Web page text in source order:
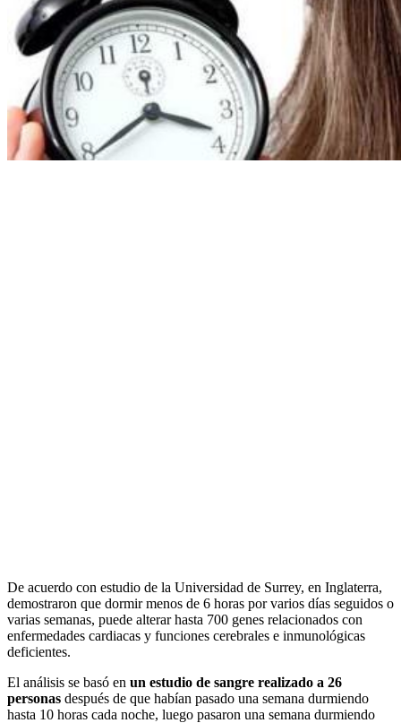
De acuerdo con estudio de la Universidad de Surrey, en Inglaterra,
demostraron que dormir menos de 6 horas por varios días seguidos o
varias semanas, puede alterar hasta 700 genes relacionados con
enfermedades cardiacas y funciones cerebrales e inmunológicas
deficientes.
El análisis se basó en un estudio de sangre realizado a 26
personas después de que habían pasado una semana durmiendo
hasta 10 horas cada noche, luego pasaron una semana durmiendo